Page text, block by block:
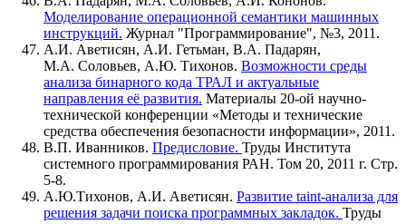
Моделирование операционной семантики машинных
инструкций. Журнал "Программирование", №3, 2011.
А.И. Аветисян, А.И. Гетьман, В.А. Падарян,
М.А. Соловьев, А.Ю. Тихонов. Возможности среды
анализа бинарного кода ТРАЛ и актуальные
направления её развития. Материалы 20-ой научно-
технической конференции «Методы и технические
средства обеспечения безопасности информации», 2011.
В.П. Иванников. Предисловие. Труды Института
системного программирования РАН. Том 20, 2011 г. Стр.
5-8.
А.Ю.Тихонов, А.И. Аветисян. Развитие taint-анализа для
решения задачи поиска программных закладок. Труды